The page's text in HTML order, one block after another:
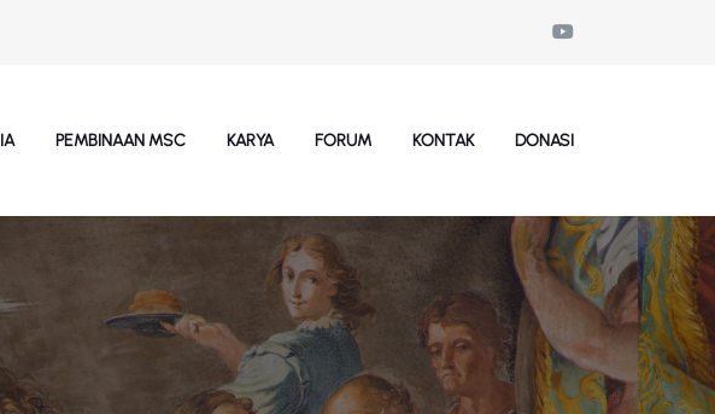
PEMBINAAN MSC KARYA FORUM KONTAK DONASI